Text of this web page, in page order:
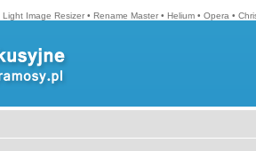
Light Image Resizer • Rename Master • Helium • Opera •